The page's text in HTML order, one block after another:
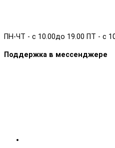
ПН-ЧТ - с 10.00до 19.00 ПТ - с
Поддержка в мессенджере